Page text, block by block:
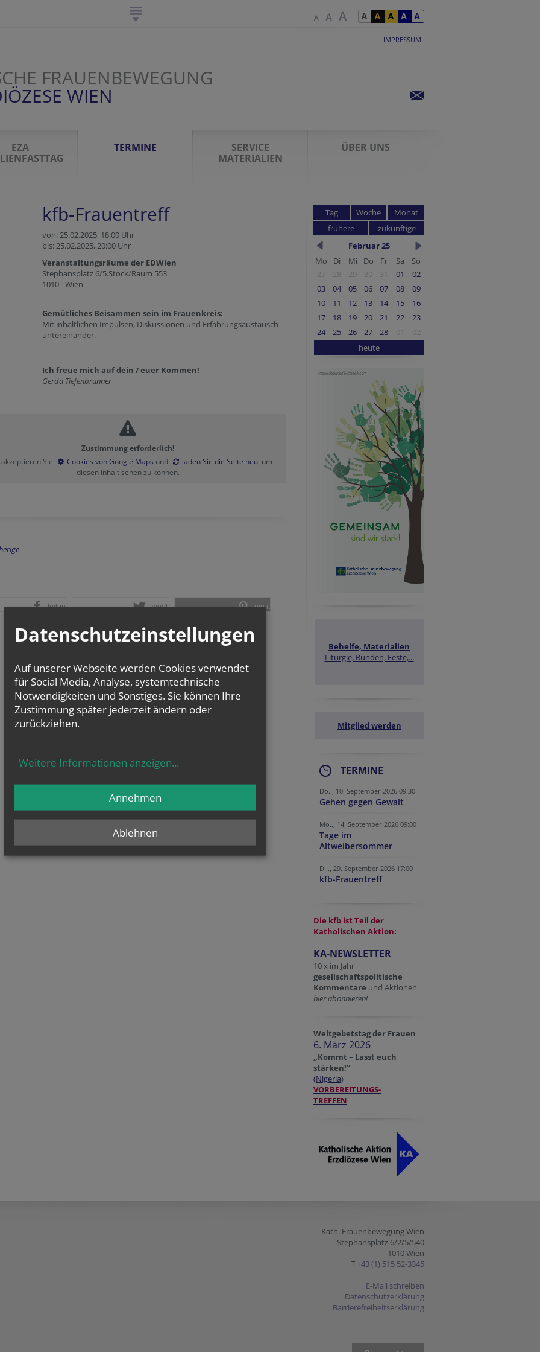
IMPRESSUM
FRAUENBEWEGUNG
WIEN
EZA
TERMINE
SERVICE
MATERIALIEN
ÜBER UNS
kfb-Frauentreff
von: 25.02.2025, 18:00 Uhr
bis: 25.02.2025,20:00 Uhr
Veranstaltungsräume der EDWien
Stephansplatz 6/5.Stock/Raum 553
1010 - Wien
Gemütliches Beisammen sein im Frauenkreis:
Mit inhaltlichen Impulsen, Diskussionen und Erfahrungsaustausch
untereinander.
Ich freue mich auf dein / euer Kommen!
Gerda Tiefenbrunner
Zustimmung erforderlich!
Sie
Cookies von Google Maps und laden Sie die Seite neu, um
diesen Inhalt sehen zu können.
teilen tweet pin it
Tag Woche
Monat
frühere
zukünftige
Februar 25
Mo
Di Mi Do Fr Sa
So
27
28 29 30 31 01
02
03
04 05 06 07 08
09
10
11 12 13 14 15
16
17
18 19 20 21 22
23
24
25 26 27 28 01
02
heute
Behelfe, Materialien
Liturgie, Runden, Feste,...
Mitglied werden
TERMINE
Do.., 10. September 2026 09:30
Gehen gegen Gewalt
Mo.., 14. September 2026 09:00
Tage im
Altweibersommer
Di.., 29. September 2026 17:00
kfb-Frauentreff
Die kfb ist Teil der
Katholischen Aktion:
KA-NEWSLETTER
10 x im Jahr
gesellschaftspolitische
Kommentare und Aktionen
hier abonnieren!
Weltgebetstag der Frauen
6. März 2026
„Kommt – Lasst euch
stärken!“
(Nigeria)
VORBEREITUNGS-
TREFFEN
Kath. Frauenbewegung Wien
Stephansplatz 6/2/5/540
1010 Wien
T +43 (1) 515 52-3345
E-Mail schreiben
Datenschutzerklärung
Barrierefreiheitserklärung
Datenschutzeinstellungen
Auf unserer Webseite werden Cookies verwendet
für Social Media, Analyse, systemtechnische
Notwendigkeiten und Sonstiges. Sie können Ihre
Zustimmung später jederzeit ändern oder
zurückziehen.
Weitere Informationen anzeigen...
Ablehnen
Annehmen